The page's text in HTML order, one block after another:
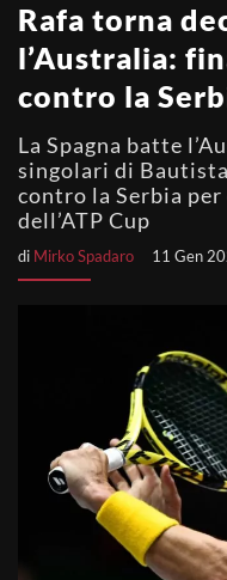
Rafa torna
l’Australia:
contro la
La Spagna batte
singolari di
contro la Serbia
dell’ATP Cup
di Mirko Spadaro 11 Gen